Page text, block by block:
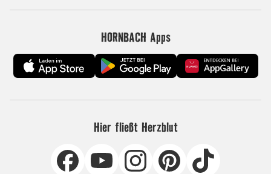
HORNBACH Apps
Hier fließt Herzblut